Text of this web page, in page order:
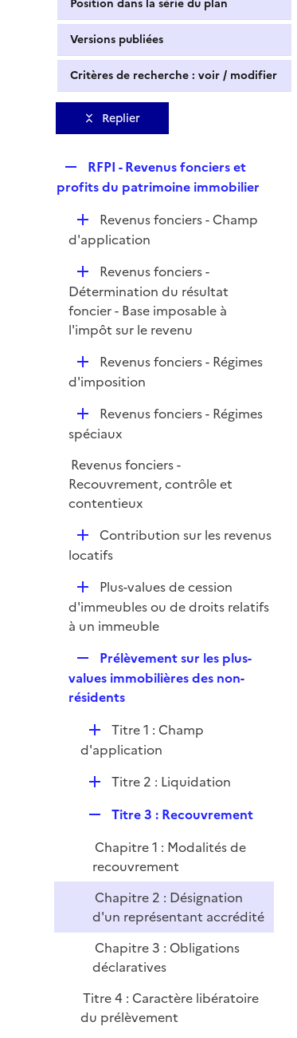
Position dans la série du plan
Versions publiées
Critères de recherche : voir / modifier
Replier
e
l
i
e
r
RFPI - Revenus fonciers et
profits du patrimoine immobilier
D
é
i
e
r
Revenus fonciers - Champ
d'application
D
é
p
l
r
Revenus fonciers -
Détermination du résultat
foncier - Base imposable à
l'impôt sur le revenu
D
é
i
r
Revenus fonciers - Régimes
d'imposition
D
é
l
i
e
Revenus fonciers - Régimes
spéciaux
Revenus fonciers -
Recouvrement, contrôle et
contentieux
D
é
i
e
Contribution sur les revenus
locatifs
D
é
p
e
r
Plus-values de cession
d'immeubles ou de droits relatifs
à un immeuble
e
p
i
e
r
Prélèvement sur les plus-
values immobilières des non-
résidents
D
é
r
Titre 1 : Champ
d'application
D
l
i
e
r
Titre 2 : Liquidation
p
l
i
r
Titre 3 : Recouvrement
Chapitre 1 : Modalités de
recouvrement
Chapitre 2 : Désignation
d'un représentant accrédité
Chapitre 3 : Obligations
déclaratives
Titre 4 : Caractère libératoire
du prélèvement